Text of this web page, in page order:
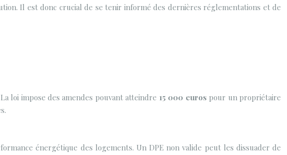
Il est donc crucial de se tenir informé des dernières réglementations et de
loi impose des amendes pouvant atteindre 15 000 euros pour un propriétaire
énergétique des logements. Un DPE non valide peut les dissuader de